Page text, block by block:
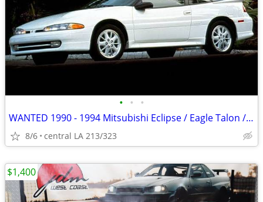
• • •
WANTED 1990 - 1994 Mitsubishi Eclipse / Eagle Talon / Plymouth Laser
8/6 central LA 213/323
$1,400